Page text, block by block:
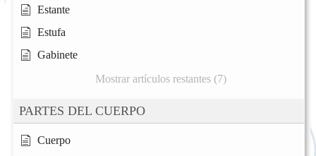
Estante
Estufa
Gabinete
Mostrar artículos restantes (7)
PARTES DEL CUERPO
Cuerpo